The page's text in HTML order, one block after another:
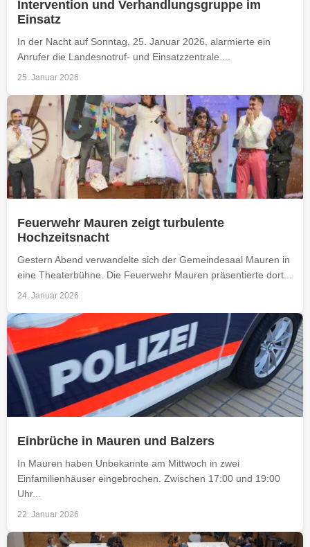
Intervention und Verhandlungsgruppe im
Einsatz
In der Nacht auf Sonntag, 25. Januar 2026, alarmierte ein
Anrufer die Landesnotruf- und Einsatzzentrale....
25. Januar 2026
Feuerwehr Mauren zeigt turbulente
Hochzeitsnacht
Gestern Abend verwandelte sich der Gemeindesaal Mauren in
eine Theaterbühne. Die Feuerwehr Mauren präsentierte dort...
24. Januar 2026
Einbrüche in Mauren und Balzers
In Mauren haben Unbekannte am Mittwoch in zwei
Einfamilienhäuser eingebrochen. Zwischen 17:00 und 19:00
Uhr...
22. Januar 2026